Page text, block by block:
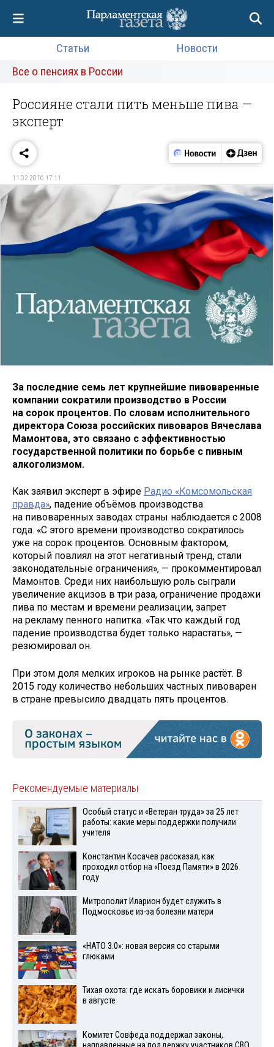
Статьи
Новости
Все о пенсиях в России
Россияне стали пить меньше пива —
эксперт
11.02.2016 17:11
За последние семь лет крупнейшие пивоваренные
компании сократили производство в России
на сорок процентов. По словам исполнительного
директора Союза российских пивоваров Вячеслава
Мамонтова, это связано с эффективностью
государственной политики по борьбе с пивным
алкоголизмом.
Как заявил эксперт в эфире Радио «Комсомольская
правда», падение объёмов производства
на пивоваренных заводах страны наблюдается с 2008
года. «С этого времени производство сократилось
уже на сорок процентов. Основным фактором,
который повлиял на этот негативный тренд, стали
законодательные ограничения», — прокомментировал
Мамонтов. Среди них наибольшую роль сыграли
увеличение акцизов в три раза, ограничение продажи
пива по местам и времени реализации, запрет
на рекламу пенного напитка. «Так что каждый год
падение производства будет только нарастать», —
резюмировал он.
При этом доля мелких игроков на рынке растёт. В
2015 году количество небольших частных пивоварен
в стране превысило двадцать пять процентов.
Рекомендуемые материалы
Особый статус и «Ветеран труда» за 25 лет
работы: какие меры поддержки получили
учителя
Константин Косачев рассказал, как
проходил отбор на «Поезд Памяти» в 2026
году
Митрополит Иларион будет служить в
Подмосковье из-за болезни матери
«НАТО 3.0»: новая версия со старыми
глюками
Тихая охота: где искать боровики и лисички
в августе
Комитет Совфеда поддержал законы,